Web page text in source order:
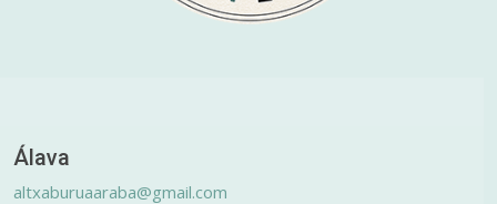
Álava
altxaburuaaraba@gmail.com